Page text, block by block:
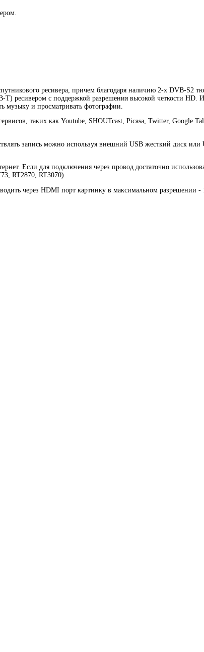
ресивера, причем благодаря наличию 2-х DVB-S2
ресивером с поддержкой разрешения высокой четкости
музыку и просматривать фотографии.
таких как Youtube, SHOUTcast, Picasa, Twitter, Google
запись можно используя внешний USB жесткий диск или
Если для подключения через провод достаточно
RT2870, RT3070).
через HDMI порт картинку в максимальном разрешении